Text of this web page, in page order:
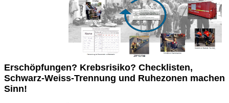
Erschöpfungen? Krebsrisiko? Checklisten,
Schwarz-Weiss-Trennung und Ruhezonen machen
Sinn!